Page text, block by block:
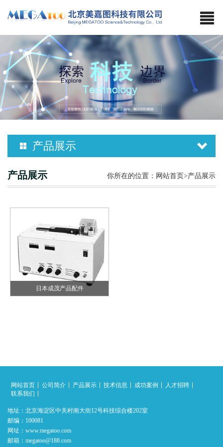
产品展示
产品展示 你所在的位置： 网站首页>产品展示
日本成茂产品配件
日本成茂产品配件
网站首页 公司简介 产品展示 技术信息 成功案例
人才招聘
联系我们
地址：北京海淀区中关村南大街12号科技综合楼202室
邮编：100081
网址：www.megatoo.com
邮箱：megatoo@188.com